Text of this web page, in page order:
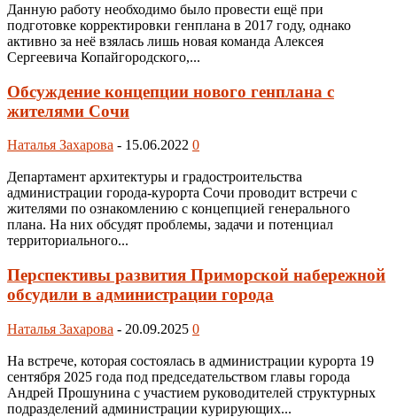
Данную работу необходимо было провести ещё при
подготовке корректировки генплана в 2017 году, однако
активно за неё взялась лишь новая команда Алексея
Сергеевича Копайгородского,...
Обсуждение концепции нового генплана с
жителями Сочи
Наталья Захарова - 15.06.2022 0
Департамент архитектуры и градостроительства
администрации города-курорта Сочи проводит встречи с
жителями по ознакомлению с концепцией генерального
плана. На них обсудят проблемы, задачи и потенциал
территориального...
Перспективы развития Приморской набережной
обсудили в администрации города
Наталья Захарова - 20.09.2025 0
На встрече, которая состоялась в администрации курорта 19
сентября 2025 года под председательством главы города
Андрей Прошунина с участием руководителей структурных
подразделений администрации курирующих...